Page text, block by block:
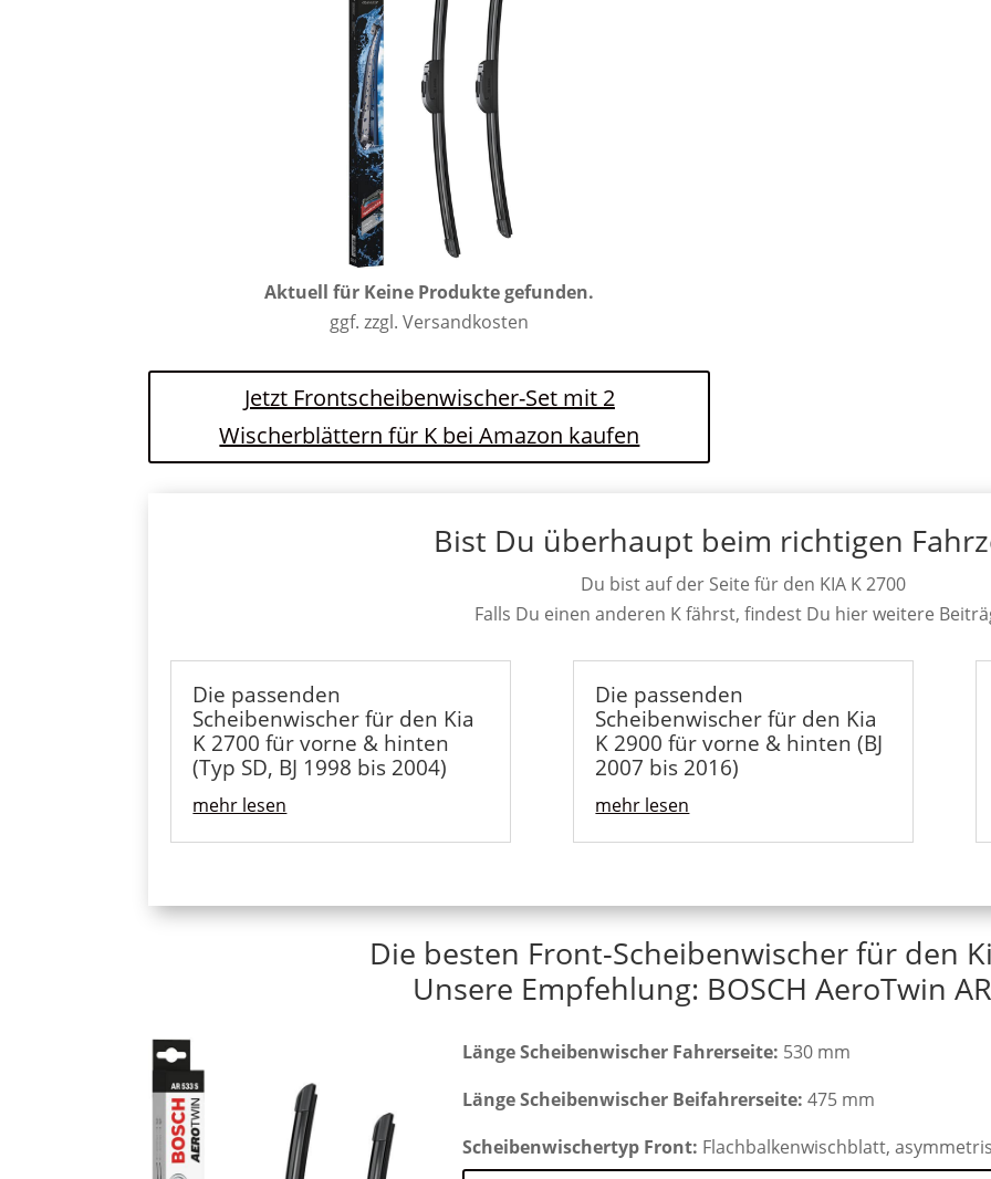
Aktuell für Keine Produkte gefunden.
ggf. zzgl. Versandkosten
Jetzt Frontscheibenwischer-Set mit 2
Wischerblättern für K bei Amazon kaufen
Bist Du überhaupt beim richtigen
Du bist auf der Seite für den KIA K 2700
Falls Du einen anderen K fährst, findest Du hier weitere
Die passenden
Scheibenwischer für den Kia
K 2700 für vorne & hinten
(Typ SD, BJ 1998 bis 2004)
mehr lesen
Die passenden
Scheibenwischer für den Kia
K 2900 für vorne & hinten (BJ
2007 bis 2016)
mehr lesen
Die besten Front-Scheibenwischer für den
Unsere Empfehlung: BOSCH AeroTwin
Länge Scheibenwischer Fahrerseite: 530 mm
Länge Scheibenwischer Beifahrerseite: 475 mm
Scheibenwischertyp Front: Flachbalkenwischblatt,